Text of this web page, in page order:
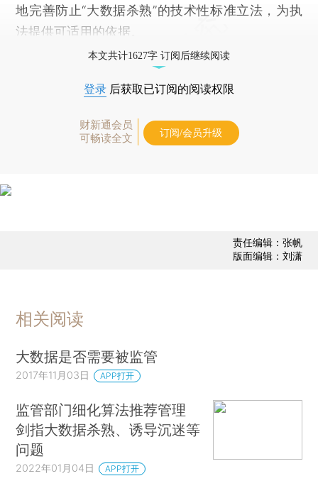
地完善防止“大数据杀熟”的技术性标准立法，为执
法提供可适用的依据。
本文共计1627字 订阅后继续阅读
登录 后获取已订阅的阅读权限
财新通会员
可畅读全文
订阅/会员升级
责任编辑：张帆
版面编辑：刘潇
相关阅读
大数据是否需要被监管
2017年11月03日 APP打开
监管部门细化算法推荐管理
剑指大数据杀熟、诱导沉迷等
问题
2022年01月04日 APP打开